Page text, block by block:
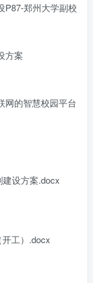
P87-郑州大学副校
方案
网的智慧校园平台
设方案.docx
工）.docx